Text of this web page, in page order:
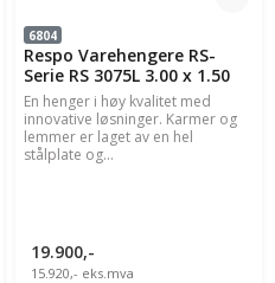
6804
Respo Varehengere RS-
Serie RS 3075L 3.00 x 1.50
En henger i høy kvalitet med
innovative løsninger. Karmer og
lemmer er laget av en hel
stålplate og...
19.900,-
15.920,- eks.mva